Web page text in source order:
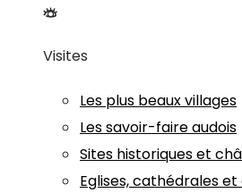
Visites
Les plus beaux villages
Les savoir-faire audois
Sites historiques et
Eglises, cathédrales